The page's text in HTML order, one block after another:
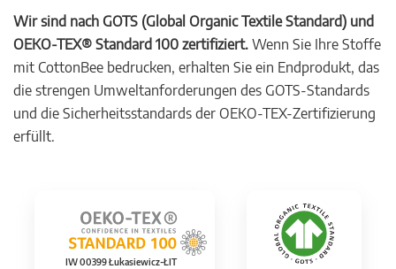
Wir sind nach GOTS (Global Organic Textile Standard) und
OEKO-TEX® Standard 100 zertifiziert. Wenn Sie Ihre Stoffe
mit CottonBee bedrucken, erhalten Sie ein Endprodukt, das
die strengen Umweltanforderungen des GOTS-Standards
und die Sicherheitsstandards der OEKO-TEX-Zertifizierung
erfüllt.
IW 00399 Łukasiewicz-ŁIT